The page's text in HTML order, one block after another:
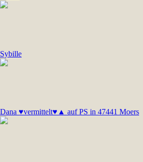
Sybille
Dana ♥vermittelt♥▲ auf PS in 47441 Moers